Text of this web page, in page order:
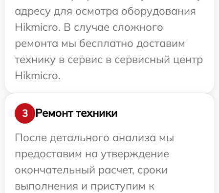
адресу для осмотра оборудования
Hikmicro. В случае сложного
ремонта мы бесплатно доставим
технику в сервис в сервисный центр
Hikmicro.
3
Ремонт техники
После детального анализа мы
предоставим на утверждение
окончательный расчет, сроки
выполнения и приступим к